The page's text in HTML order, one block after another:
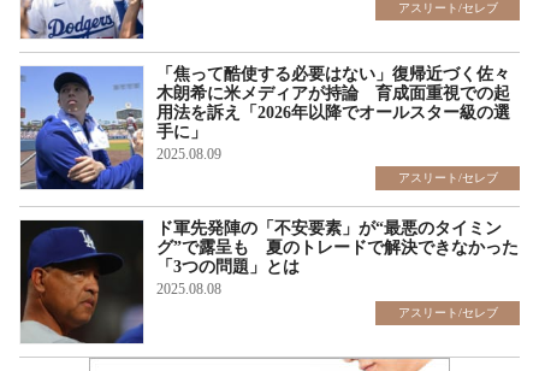
アスリート/セレブ
「焦って酷使する必要はない」復帰近づく佐々
木朗希に米メディアが持論 育成面重視での起
用法を訴え「2026年以降でオールスター級の選
手に」
2025.08.09
アスリート/セレブ
ド軍先発陣の「不安要素」が“最悪のタイミン
グ”で露呈も 夏のトレードで解決できなかった
「3つの問題」とは
2025.08.08
アスリート/セレブ